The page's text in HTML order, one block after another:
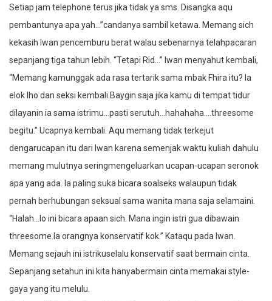
Setiap jam telephone terus jika tidak ya sms. Disangka aqu
pembantunya apa yah…”candanya sambil ketawa. Memang sich
kekasih Iwan pencemburu berat walau sebenarnya telahpacaran
sepanjang tiga tahun lebih. “Tetapi Rid…” Iwan menyahut kembali,
“Memang kamunggak ada rasa tertarik sama mbak Fhira itu? Ia
elok lho dan seksi kembali.Baygin saja jika kamu di tempat tidur
dilayanin ia sama istrimu…pasti serutuh…hahahaha….threesome
begitu.” Ucapnya kembali. Aqu memang tidak terkejut
dengarucapan itu dari Iwan karena semenjak waktu kuliah dahulu
memang mulutnya seringmengeluarkan ucapan-ucapan seronok
apa yang ada. Ia paling suka bicara soalseks walaupun tidak
pernah berhubungan seksual sama wanita mana saja selamaini.
“Halah…lo ini bicara apaan sich. Mana ingin istri gua dibawain
threesome.Ia orangnya konservatif kok.” Kataqu pada Iwan.
Memang sejauh ini istrikuselalu konservatif saat bermain cinta.
Sepanjang setahun ini kita hanyabermain cinta memakai style-
gaya yang itu melulu.